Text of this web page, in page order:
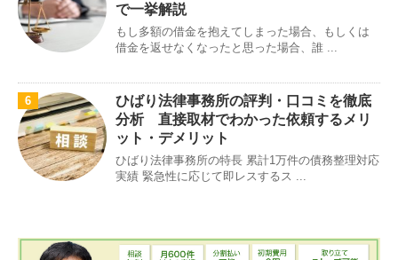
で一挙解説
もし多額の借金を抱えてしまった場合、もしくは
借金を返せなくなったと思った場合、誰 ...
6
ひばり法律事務所の評判・口コミを徹底
分析 直接取材でわかった依頼するメリ
ット・デメリット
ひばり法律事務所の特長 累計1万件の債務整理対応
実績 緊急性に応じて即レスするス ...